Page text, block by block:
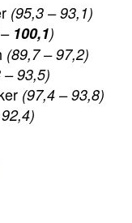
(95,3 – 93,1)
100,1)
(89,7 – 97,2)
– 93,5)
(97,4 – 93,8)